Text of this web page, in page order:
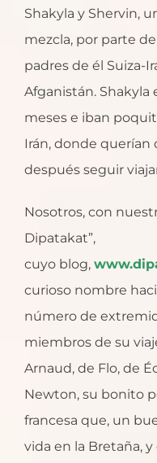
Shakyla y Shervin,
mezcla, por parte
padres de él Suiza-
Afganistán. Shakyla
meses e iban
Irán, donde querían
después seguir
Nosotros, con
Dipatakat”,
cuyo blog,
curioso nombre
número de
miembros de su
Arnaud, de Flo, de
Newton, su bonito
francesa que, un
vida en la Bretaña,